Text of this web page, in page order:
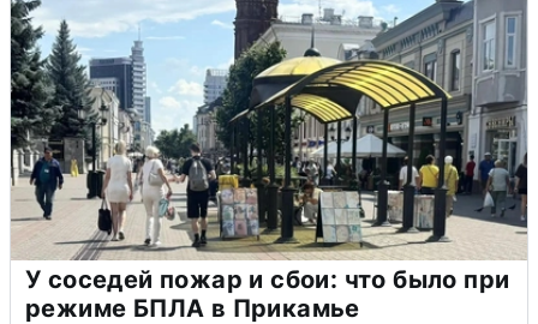
У соседей пожар и сбои: что было при
режиме БПЛА в Прикамье